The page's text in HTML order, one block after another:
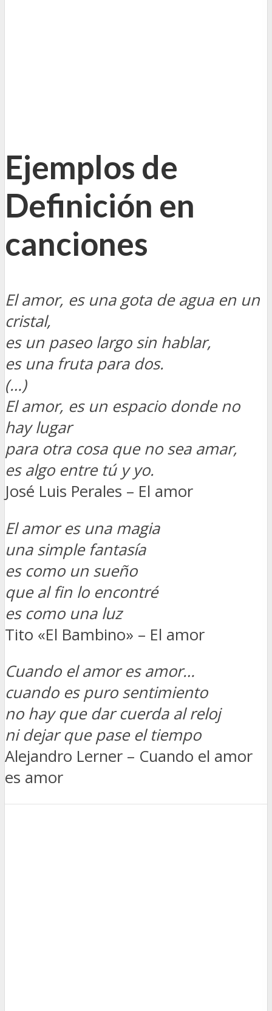
Ejemplos de
Definición en
canciones
El amor, es una gota de agua en un
cristal,
es un paseo largo sin hablar,
es una fruta para dos.
(…)
El amor, es un espacio donde no
hay lugar
para otra cosa que no sea amar,
es algo entre tú y yo.
José Luis Perales – El amor
El amor es una magia
una simple fantasía
es como un sueño
que al fin lo encontré
es como una luz
Tito «El Bambino» – El amor
Cuando el amor es amor…
cuando es puro sentimiento
no hay que dar cuerda al reloj
ni dejar que pase el tiempo
Alejandro Lerner – Cuando el amor
es amor